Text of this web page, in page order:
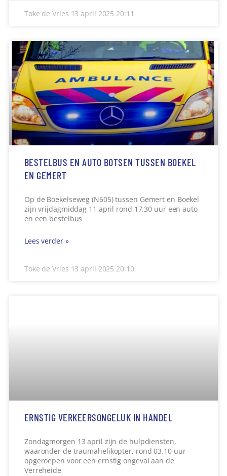
Toke de Vries 13 april 202520:11
BESTELBUS EN AUTO BOTSEN TUSSEN BOEKEL
EN GEMERT
Op de Boekelseweg (N605) tussen Gemert en Boekel
zijn vrijdagmiddag 11 april rond 17.30 uur een auto
en een bestelbus
Lees verder »
Toke de Vries 13 april 202520:10
ERNSTIG VERKEERSONGELUK IN HANDEL
Zondagmorgen 13 april zijn de hulpdiensten,
waaronder de traumahelikopter, rond 03.10 uur
opgeroepen voor een ernstig ongeval aan de
Verreheide